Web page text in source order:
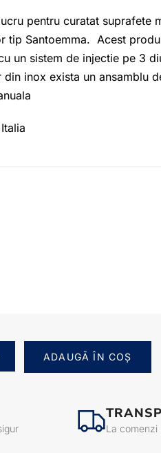
pentru curatat suprafete
tip Santoemma. Acest
un sistem de injectie pe 3
inox exista un ansamblu
ADAUGĂ ÎN COȘ
La